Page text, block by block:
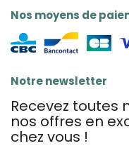
Nos moyens de
Notre newsletter
Recevez toutes
nos offres en
chez vous !